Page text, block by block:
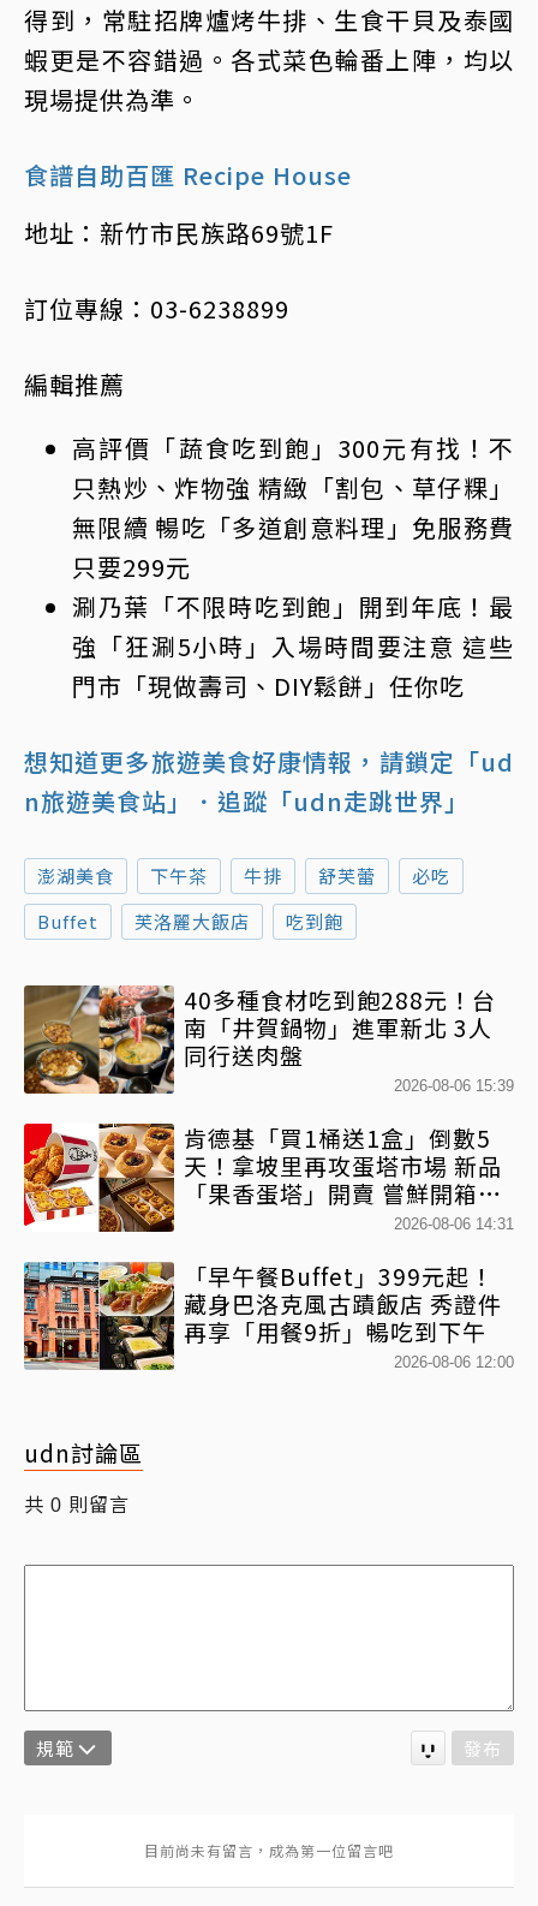
得到，常駐招牌爐烤牛排、生食干貝及泰國
蝦更是不容錯過。各式菜色輪番上陣，均以
現場提供為準。
食譜自助百匯 Recipe House
地址：新竹市民族路69號1F
訂位專線：03-6238899
編輯推薦
高評價「蔬食吃到飽 」300元有找！不
只熱炒、炸物強 精緻「割包、草仔粿」
無限續 暢吃「多道創意料理」免服務費
只要299元
涮乃葉「不限時吃到飽」開到年底！最
強「狂涮5小時」入場時間要注意 這些
門市「現做壽司、DIY鬆餅」任你吃
想知道更多旅遊美食好康情報，請鎖定「ud
n旅遊美食站」
．追蹤「udn走跳世界」
澎湖美食 下午茶 牛排 舒芙蕾
必吃
Buffet
芙洛麗大飯店 吃到飽
40多種食材吃到飽288元！台
南「井賀鍋物」進軍新北 3人
同行送肉盤
2026-08-06 15:39
肯德基「買1桶送1盒」倒數5
天！拿坡里再攻蛋塔市場 新品
「果香蛋塔」開賣 嘗鮮開箱現
2026-08-06 14:31
「早午餐Buffet」399元起！
藏身巴洛克風古蹟飯店 秀證件
再享「用餐9折」暢吃到下午
2026-08-06 12:00
udn討論區
共 0 則留言
規範 發布